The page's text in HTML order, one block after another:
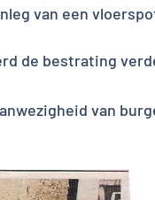
van een
de bestrating
van